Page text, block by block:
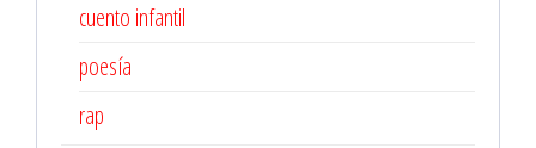
cuento infantil
poesía
rap